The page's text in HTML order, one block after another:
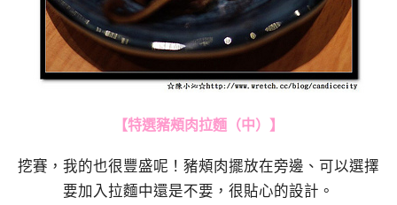
【特選豬頰肉拉麵（中）】
挖賽，我的也很豐盛呢！豬頰肉擺放在旁邊、可以選擇
要加入拉麵中還是不要，很貼心的設計。